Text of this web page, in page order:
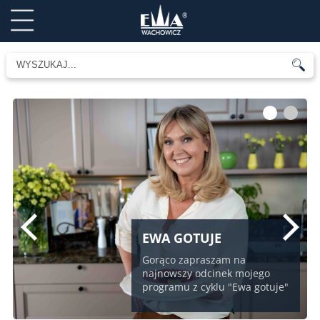
EWA GOTUJE
Gorąco zapraszam na
najnowszy odcinek mojego
programu z cyklu "Ewa gotuje"
1 2